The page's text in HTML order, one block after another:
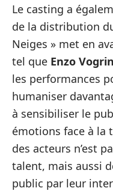
Le casting a
de la distribution
Neiges » met en
tel que Enzo
les performances
humaniser
à sensibiliser le
émotions face à la
des acteurs n’est
talent, mais aussi
public par leur